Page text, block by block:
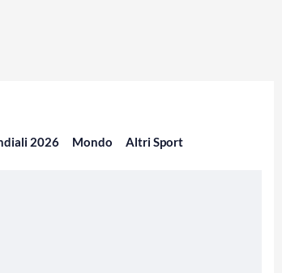
2026 Mondo Altri Sport